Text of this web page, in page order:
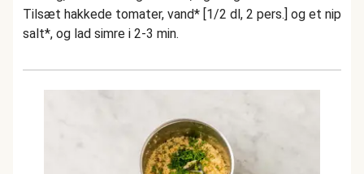
Tilsæt hakkede tomater, vand* [1/2 dl, 2 pers.] og et nip
salt*, og lad simre i 2-3 min.